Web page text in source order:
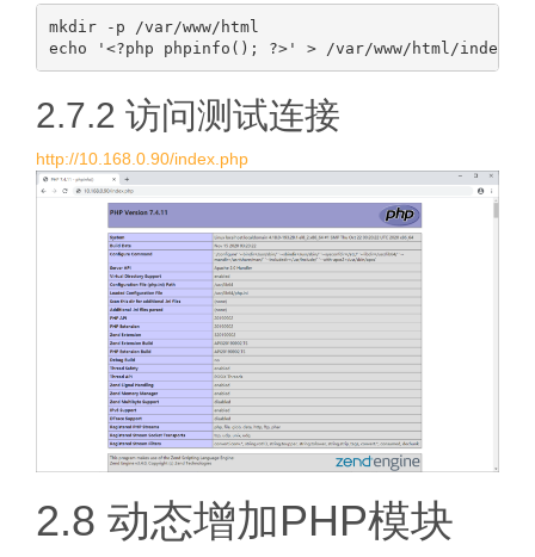
mkdir -p /var/www/html
2.7.2 访问测试连接
http://10.168.0.90/index.php
2.8 动态增加PHP模块